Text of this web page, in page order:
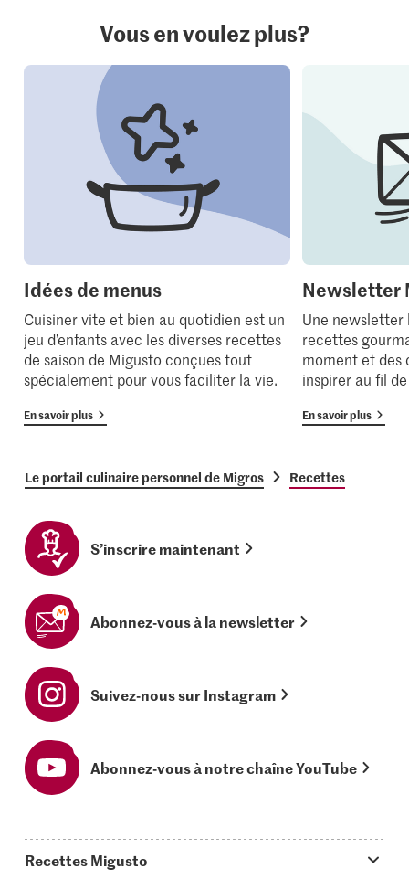
Vous en voulez plus?
Idées de menus
Cuisiner vite et bien au quotidien est un
jeu d’enfants avec les diverses recettes
de saison de Migusto conçues tout
spécialement pour vous faciliter la vie.
En savoir plus
Newsletter
Une newsletter
recettes
moment et des
inspirer au fil
En savoir plus
Le portail culinaire personnel de Migros Recettes
S’inscrire maintenant
Abonnez-vous à la newsletter
Suivez-nous sur Instagram
Abonnez-vous à notre chaîne YouTube
Recettes Migusto